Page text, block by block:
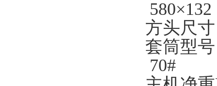
580×132
方头尺
套筒型
70#